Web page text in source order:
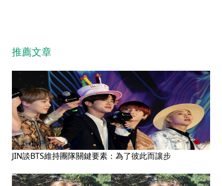
推薦文章
JIN談BTS維持團隊關鍵要素：為了彼此而讓步